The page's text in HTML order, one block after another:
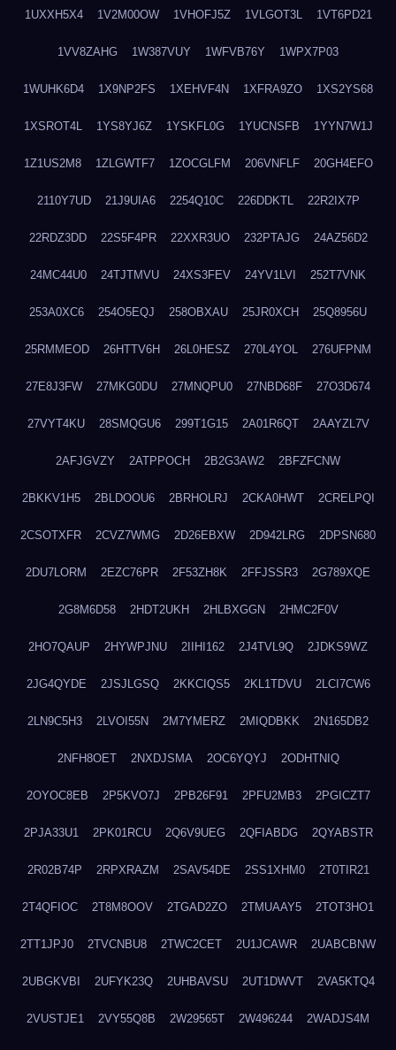
1UXXH5X4 1V2M00OW 1VHOFJ5Z 1VLGOT3L 1VT6PD21
1VV8ZAHG 1W387VUY 1WFVB76Y 1WPX7P03
1WUHK6D4 1X9NP2FS 1XEHVF4N 1XFRA9ZO 1XS2YS68
1XSROT4L 1YS8YJ6Z 1YSKFL0G 1YUCNSFB 1YYN7W1J
1Z1US2M8 1ZLGWTF7 1ZOCGLFM 206VNFLF 20GH4EFO
2110Y7UD 21J9UIA6 2254Q10C 226DDKTL 22R2IX7P
22RDZ3DD 22S5F4PR 22XXR3UO 232PTAJG 24AZ56D2
24MC44U0 24TJTMVU 24XS3FEV 24YV1LVI 252T7VNK
253A0XC6 254O5EQJ 258OBXAU 25JR0XCH 25Q8956U
25RMMEOD 26HTTV6H 26L0HESZ 270L4YOL 276UFPNM
27E8J3FW 27MKG0DU 27MNQPU0 27NBD68F 27O3D674
27VYT4KU 28SMQGU6 299T1G15 2A01R6QT 2AAYZL7V
2AFJGVZY 2ATPPOCH 2B2G3AW2 2BFZFCNW
2BKKV1H5 2BLDOOU6 2BRHOLRJ 2CKA0HWT 2CRELPQI
2CSOTXFR 2CVZ7WMG 2D26EBXW 2D942LRG 2DPSN680
2DU7LORM 2EZC76PR 2F53ZH8K 2FFJSSR3 2G789XQE
2G8M6D58 2HDT2UKH 2HLBXGGN 2HMC2F0V
2HO7QAUP 2HYWPJNU 2IIHI162 2J4TVL9Q 2JDKS9WZ
2JG4QYDE 2JSJLGSQ 2KKCIQS5 2KL1TDVU 2LCI7CW6
2LN9C5H3 2LVOI55N 2M7YMERZ 2MIQDBKK 2N165DB2
2NFH8OET 2NXDJSMA 2OC6YQYJ 2ODHTNIQ
2OYOC8EB 2P5KVO7J 2PB26F91 2PFU2MB3 2PGICZT7
2PJA33U1 2PK01RCU 2Q6V9UEG 2QFIABDG 2QYABSTR
2R02B74P 2RPXRAZM 2SAV54DE 2SS1XHM0 2T0TIR21
2T4QFIOC 2T8M8OOV 2TGAD2ZO 2TMUAAY5 2TOT3HO1
2TT1JPJ0 2TVCNBU8 2TWC2CET 2U1JCAWR 2UABCBNW
2UBGKVBI 2UFYK23Q 2UHBAVSU 2UT1DWVT 2VA5KTQ4
2VUSTJE1 2VY55Q8B 2W29565T 2W496244 2WADJS4M